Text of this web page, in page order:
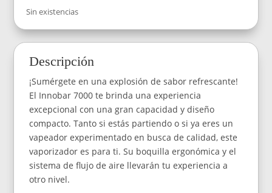
Sin existencias
Descripción
¡Sumérgete en una explosión de sabor refrescante!
El Innobar 7000 te brinda una experiencia
excepcional con una gran capacidad y diseño
compacto. Tanto si estás partiendo o si ya eres un
vapeador experimentado en busca de calidad, este
vaporizador es para ti. Su boquilla ergonómica y el
sistema de flujo de aire llevarán tu experiencia a
otro nivel.